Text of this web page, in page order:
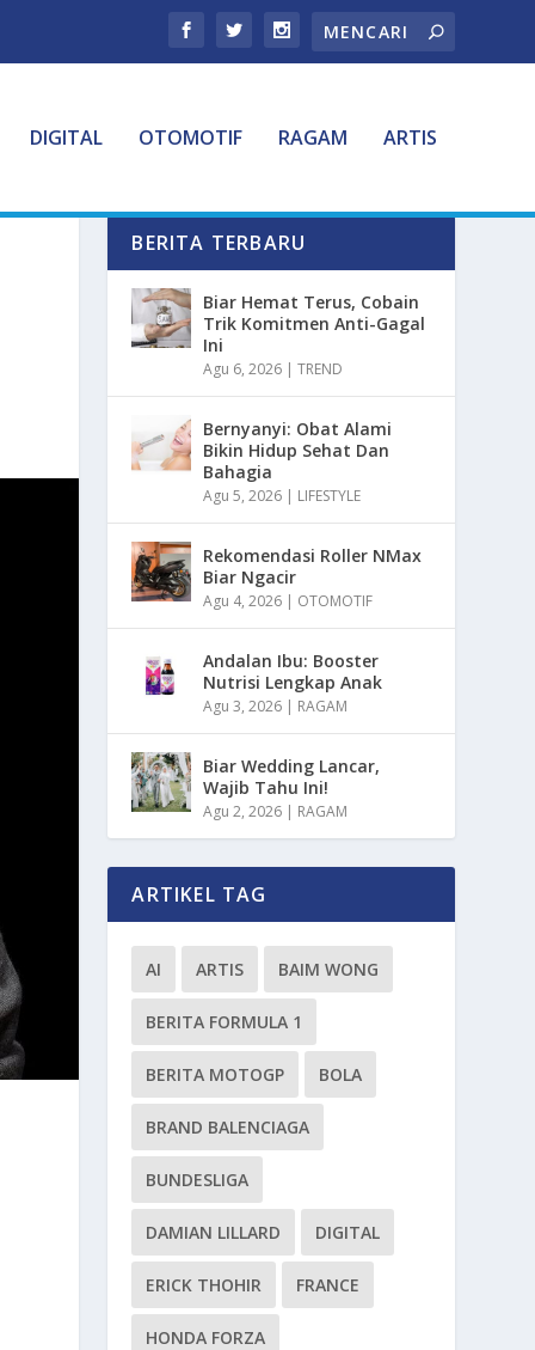
DIGITAL OTOMOTIF RAGAM ARTIS
BERITA TERBARU
Biar Hemat Terus, Cobain
Trik Komitmen Anti-Gagal
Ini
Agu 6, 2026 |TREND
Bernyanyi: Obat Alami
Bikin Hidup Sehat Dan
Bahagia
Agu 5, 2026 | LIFESTYLE
Rekomendasi Roller NMax
Biar Ngacir
Agu 4, 2026 | OTOMOTIF
Andalan Ibu: Booster
Nutrisi Lengkap Anak
Agu 3, 2026 | RAGAM
Biar Wedding Lancar,
Wajib Tahu Ini!
Agu 2, 2026 | RAGAM
ARTIKEL TAG
AI ARTIS BAIM WONG
BERITA FORMULA 1
BERITA MOTOGP BOLA
BRAND BALENCIAGA
BUNDESLIGA
DAMIAN LILLARD DIGITAL
ERICK THOHIR FRANCE
HONDA FORZA